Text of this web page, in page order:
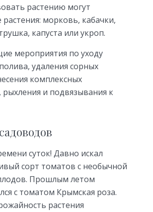
растению могут
морковь, кабачки,
капуста или укроп.
мероприятия по уходу
удаления сорных
комплексных
рыхления и подвязывания к
суток! Давно искал
сорт томатов с необычной
Прошлым летом
с томатом Крымская роза.
растения